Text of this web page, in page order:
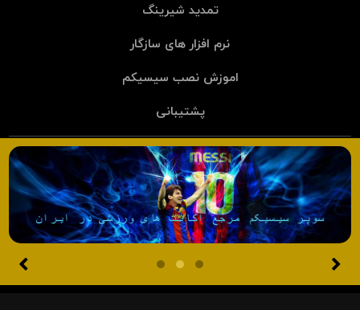
تمدید شیرینگ
نرم افزار های سازگار
اموزش نصب سیسیکم
پشتیبانی